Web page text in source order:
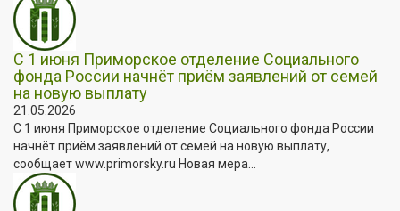
С 1 июня Приморское отделение Социального
фонда России начнёт приём заявлений от семей
на новую выплату
21.05.2026
С 1 июня Приморское отделение Социального фонда России
начнёт приём заявлений от семей на новую выплату,
сообщает www.primorsky.ru Новая мера...